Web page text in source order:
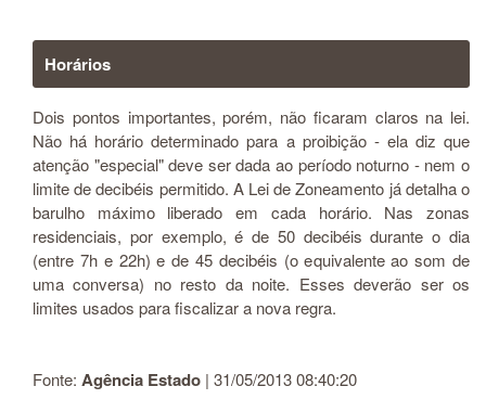
Horários
Dois pontos importantes, porém, não ficaram claros na lei.
Não há horário determinado para a proibição - ela diz que
atenção "especial" deve ser dada ao período noturno - nem o
limite de decibéis permitido. A Lei de Zoneamento já detalha o
barulho máximo liberado em cada horário. Nas zonas
residenciais, por exemplo, é de 50 decibéis durante o dia
(entre 7h e 22h) e de 45 decibéis (o equivalente ao som de
uma conversa) no resto da noite. Esses deverão ser os
limites usados para fiscalizar a nova regra.
Fonte: Agência Estado | 31/05/2013 08:40:20